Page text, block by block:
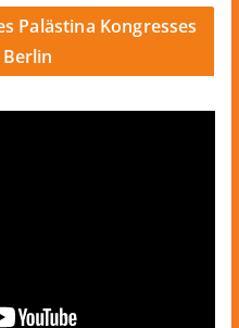
Palästina Kongresses